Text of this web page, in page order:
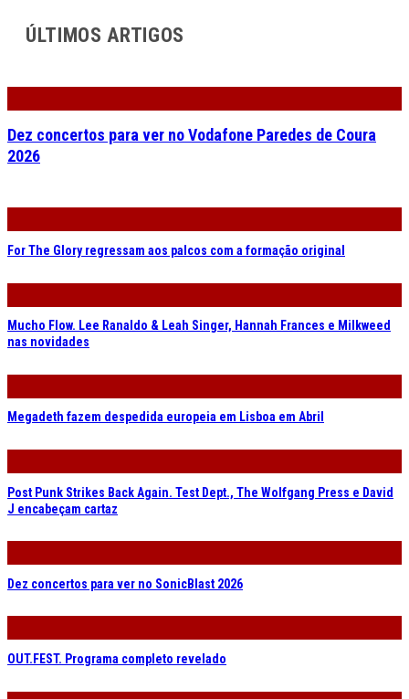
ÚLTIMOS ARTIGOS
Dez concertos para ver no Vodafone Paredes de Coura
2026
For The Glory regressam aos palcos com a formação original
Mucho Flow. Lee Ranaldo & Leah Singer, Hannah Frances e Milkweed
nas novidades
Megadeth fazem despedida europeia em Lisboa em Abril
Post Punk Strikes Back Again. Test Dept., The Wolfgang Press e David
J encabeçam cartaz
Dez concertos para ver no SonicBlast 2026
OUT.FEST. Programa completo revelado